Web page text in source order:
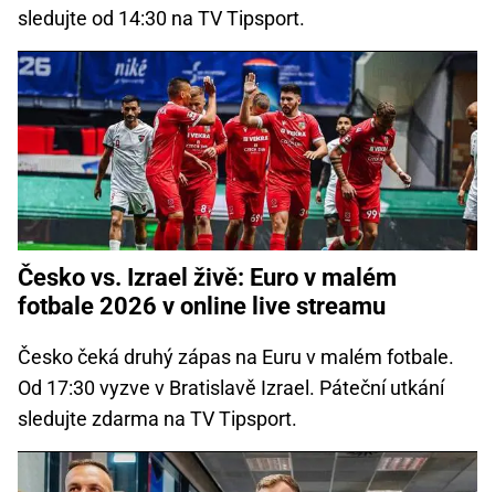
sledujte od 14:30 na TV Tipsport.
Česko vs. Izrael živě: Euro v malém
fotbale 2026 v online live streamu
Česko čeká druhý zápas na Euru v malém fotbale.
Od 17:30 vyzve v Bratislavě Izrael. Páteční utkání
sledujte zdarma na TV Tipsport.